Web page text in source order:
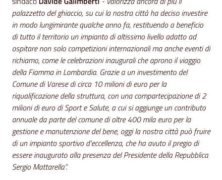
palazzetto del ghiaccio, su cui la nostra città ha deciso investire
in modo lungimirante qualche anno fa, restituendo a beneficio
di tutto il territorio un impianto di altissimo livello adatto ad
ospitare non solo competizioni internazionali ma anche eventi di
richiamo, come le celebrazioni inaugurali che aprono il viaggio
della Fiamma in Lombardia. Grazie a un investimento del
Comune di Varese di circa 10 milioni di euro per la
riqualificazione della struttura, con una compartecipazione di 2
milioni di euro di Sport e Salute, a cui si aggiunge un contributo
annuale da parte del comune di oltre 400 mila euro per la
gestione e manutenzione del bene, oggi la nostra città può fruire
di un impianto sportivo d'eccellenza, che ha avuto il pregio di
essere inaugurato alla presenza del Presidente della Repubblica
Sergio Mattarella”.